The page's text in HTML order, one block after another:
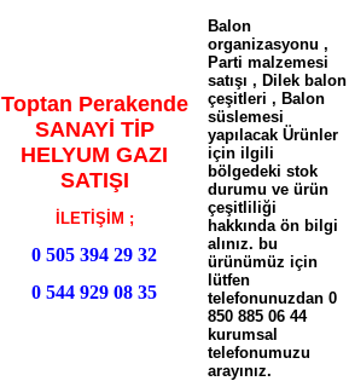
Toptan Perakende
SANAYİ TİP
HELYUM GAZI
SATIŞI
İLETİŞİM ;
0 505 394 29 32
0 544 929 08 35
Balon
organizasyonu ,
Parti malzemesi
satışı , Dilek balon
çeşitleri , Balon
süslemesi
yapılacak Ürünler
için ilgili
bölgedeki stok
durumu ve ürün
çeşitliliği
hakkında ön bilgi
alınız. bu
ürünümüz için
lütfen
telefonunuzdan 0
850 885 06 44
kurumsal
telefonumuzu
arayınız.